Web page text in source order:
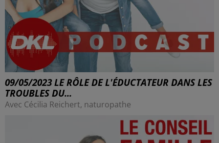
09/05/2023 LE RÔLE DE L'ÉDUCTATEUR DANS LES
TROUBLES DU...
Avec Cécilia Reichert, naturopathe